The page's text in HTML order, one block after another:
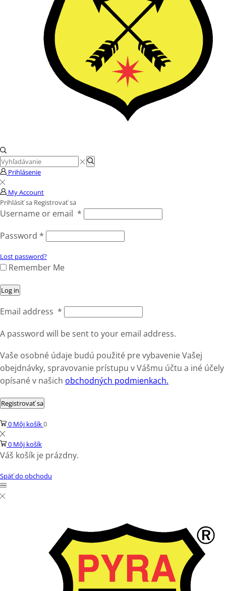
Search
input
Search
Prihlásenie
My Account
Prihlásiť sa Registrovať sa
Username or email *
Password *
Lost password?
Remember Me
Log in
Email address *
A password will be sent to your email address.
Vaše osobné údaje budú použité pre vybavenie Vašej
obejdnávky, spravovanie prístupu v Vášmu účtu a iné účely
opísané v našich obchodných podmienkach.
Registrovať sa
0 Môj košík0
0 Môj košík
Váš košík je prázdny.
Späť do obchodu